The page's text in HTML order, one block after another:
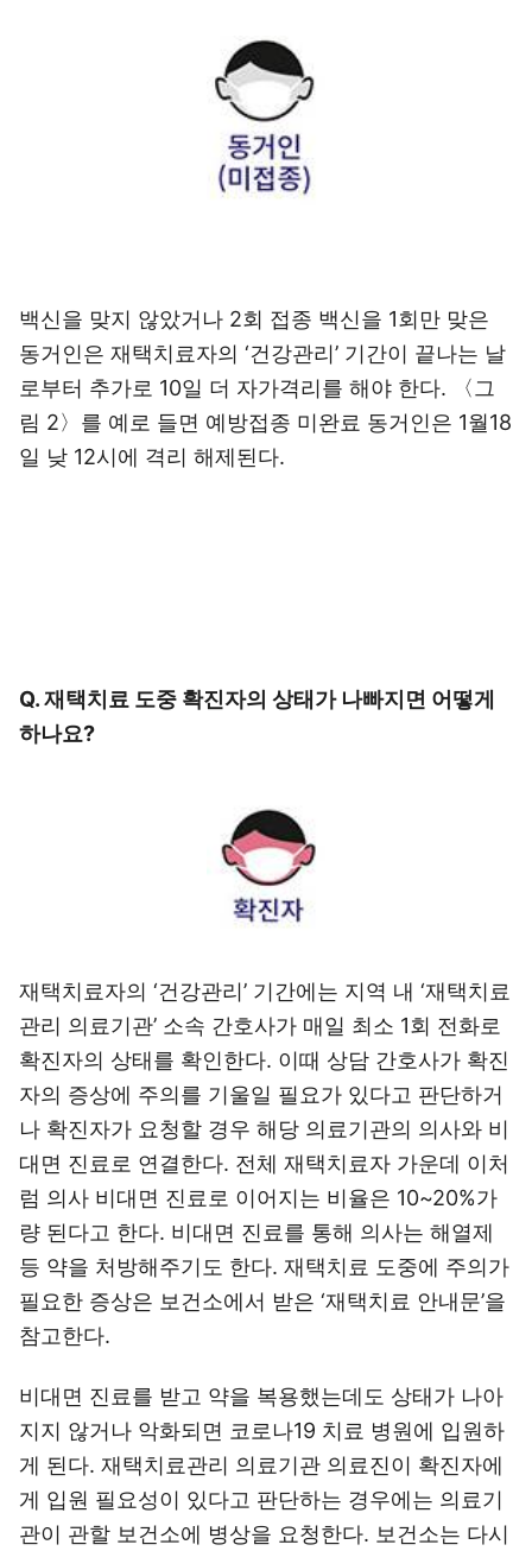
백신을 맞지 않았거나 2회 접종 백신을 1회만 맞은
동거인은 재택치료자의 ‘건강관리’ 기간이 끝나는 날
로부터 추가로 10일 더 자가격리를 해야 한다. 〈그
림 2〉를 예로 들면 예방접종 미완료 동거인은 1월18
일 낮 12시에 격리 해제된다.
Q. 재택치료 도중 확진자의 상태가 나빠지면 어떻게
하나요?
재택치료자의 ‘건강관리’ 기간에는 지역 내 ‘재택치료
관리 의료기관’ 소속 간호사가 매일 최소 1회 전화로
확진자의 상태를 확인한다. 이때 상담 간호사가 확진
자의 증상에 주의를 기울일 필요가 있다고 판단하거
나 확진자가 요청할 경우 해당 의료기관의 의사와 비
대면 진료로 연결한다. 전체 재택치료자 가운데 이처
럼 의사 비대면 진료로 이어지는 비율은 10~20%가
량 된다고 한다. 비대면 진료를 통해 의사는 해열제
등 약을 처방해주기도 한다. 재택치료 도중에 주의가
필요한 증상은 보건소에서 받은 ‘재택치료 안내문’을
참고한다.
비대면 진료를 받고 약을 복용했는데도 상태가 나아
지지 않거나 악화되면 코로나19 치료 병원에 입원하
게 된다. 재택치료관리 의료기관 의료진이 확진자에
게 입원 필요성이 있다고 판단하는 경우에는 의료기
관이 관할 보건소에 병상을 요청한다. 보건소는 다시